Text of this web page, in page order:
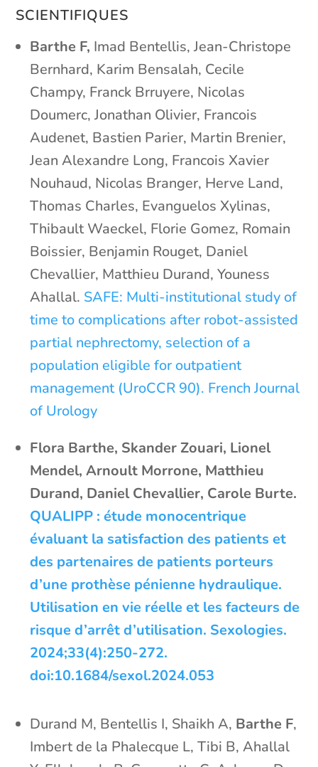
SCIENTIFIQUES
Barthe F, Imad Bentellis, Jean-Christope
Bernhard, Karim Bensalah, Cecile
Champy, Franck Brruyere, Nicolas
Doumerc, Jonathan Olivier, Francois
Audenet, Bastien Parier, Martin Brenier,
Jean Alexandre Long, Francois Xavier
Nouhaud, Nicolas Branger, Herve Land,
Thomas Charles, Evanguelos Xylinas,
Thibault Waeckel, Florie Gomez, Romain
Boissier, Benjamin Rouget, Daniel
Chevallier, Matthieu Durand, Youness
Ahallal. SAFE: Multi-institutional study of
time to complications after robot-assisted
partial nephrectomy, selection of a
population eligible for outpatient
management (UroCCR 90). French Journal
of Urology
Flora Barthe, Skander Zouari, Lionel
Mendel, Arnoult Morrone, Matthieu
Durand, Daniel Chevallier, Carole Burte.
QUALIPP : étude monocentrique
évaluant la satisfaction des patients et
des partenaires de patients porteurs
d’une prothèse pénienne hydraulique.
Utilisation en vie réelle et les facteurs de
risque d’arrêt d’utilisation. Sexologies.
2024;33(4):250-272.
doi:10.1684/sexol.2024.053
Durand M, Bentellis I, Shaikh A, Barthe F,
Imbert de la Phalecque L, Tibi B, Ahallal